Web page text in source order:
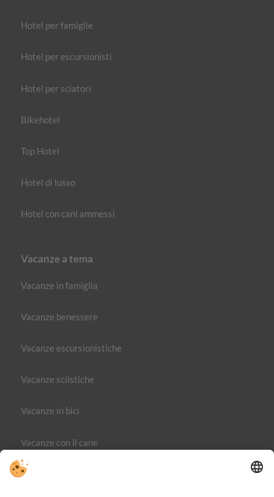
Hotel per famiglie
Hotel per escursionisti
Hotel per sciatori
Bikehotel
Top Hotel
Hotel di lusso
Hotel con cani ammessi
Vacanze a tema
Vacanze in famiglia
Vacanze benessere
Vacanze escursionistiche
Vacanze sciistiche
Vacanze in bici
Vacanze con il cane